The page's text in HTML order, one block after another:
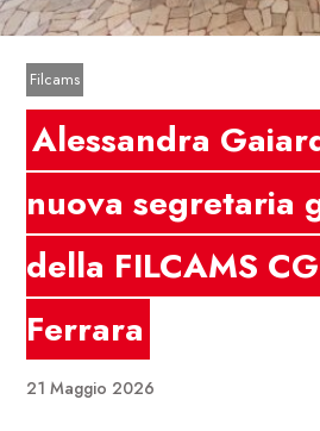
Filcams
Alessandra
nuova segretaria
della FILCAMS
Ferrara
21 Maggio 2026